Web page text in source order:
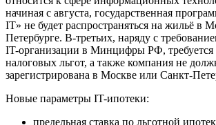
начиная с августа, государственная
IT» не будет распространяться на жильё в
Петербурге. В-третьих, наряду с
IT-организации в Минцифры РФ,
налоговых льгот, а также компания не
зарегистрирована в Москве или Санкт-
Новые параметры IT-ипотеки:
предельная ставка по льготной